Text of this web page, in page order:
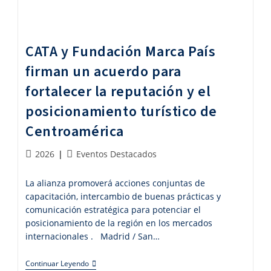
CATA y Fundación Marca País
firman un acuerdo para
fortalecer la reputación y el
posicionamiento turístico de
Centroamérica
Publicación
la
entrada:
2026
Categoría
la
entrada:
Eventos Destacados
La alianza promoverá acciones conjuntas de
capacitación, intercambio de buenas prácticas y
comunicación estratégica para potenciar el
posicionamiento de la región en los mercados
internacionales . Madrid / San…
Continuar LeyendoCATA